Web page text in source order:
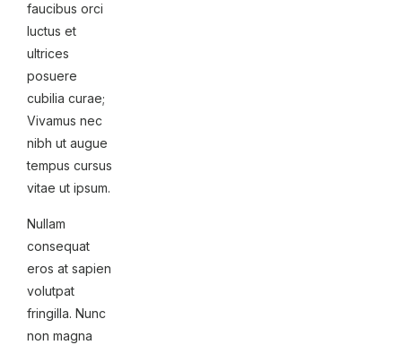
faucibus orci
luctus et
ultrices
posuere
cubilia curae;
Vivamus nec
nibh ut augue
tempus cursus
vitae ut ipsum.
Nullam
consequat
eros at sapien
volutpat
fringilla. Nunc
non magna